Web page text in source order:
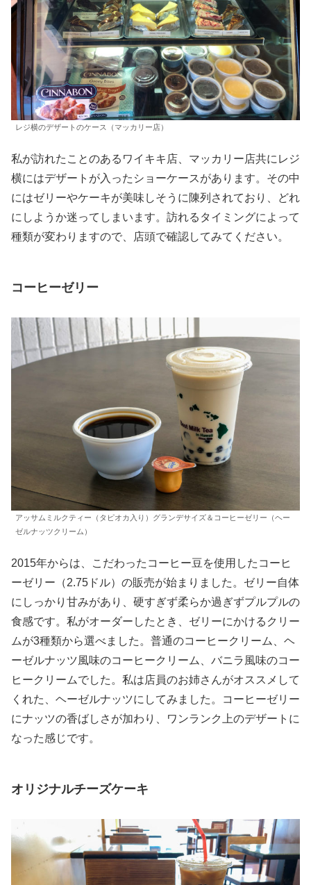
レジ横のデザートのケース（マッカリー店）
私が訪れたことのあるワイキキ店、マッカリー店共にレジ
横にはデザートが入ったショーケースがあります。その中
にはゼリーやケーキが美味しそうに陳列されており、どれ
にしようか迷ってしまいます。訪れるタイミングによって
種類が変わりますので、店頭で確認してみてください。
コーヒーゼリー
アッサムミルクティー（タピオカ入り）グランデサイズ＆コーヒーゼリー（ヘー
ゼルナッツクリーム）
2015年からは、こだわったコーヒー豆を使用したコーヒ
ーゼリー（2.75ドル）の販売が始まりました。ゼリー自体
にしっかり甘みがあり、硬すぎず柔らか過ぎずプルプルの
食感です。私がオーダーしたとき、ゼリーにかけるクリー
ムが3種類から選べました。普通のコーヒークリーム、ヘ
ーゼルナッツ風味のコーヒークリーム、バニラ風味のコー
ヒークリームでした。私は店員のお姉さんがオススメして
くれた、ヘーゼルナッツにしてみました。コーヒーゼリー
にナッツの香ばしさが加わり、ワンランク上のデザートに
なった感じです。
オリジナルチーズケーキ